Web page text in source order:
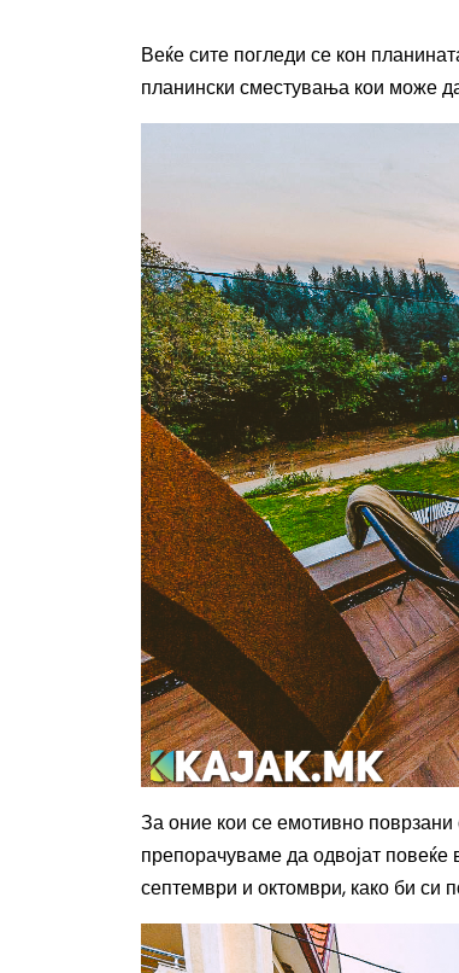
Веќе сите погледи се кон
планински сместувања кои може
За оние кои се емотивно
препорачуваме да одвојат
септември и октомври, како би си